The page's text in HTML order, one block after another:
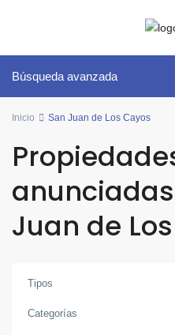
Búsqueda avanzada
Inicio San Juan de Los Cayos
Juan de
Tipos
Categorías